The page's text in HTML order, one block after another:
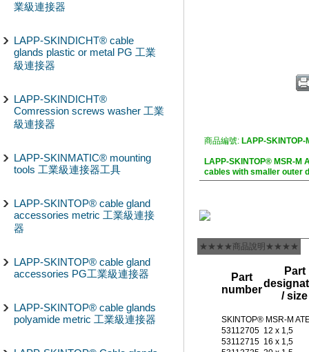
業級連接器
LAPP-SKINDICHT® cable
glands plastic or metal PG 工業
級連接器
LAPP-SKINDICHT®
Comression screws washer 工業
級連接器
LAPP-SKINMATIC® mounting
tools 工業級連接器工具
LAPP-SKINTOP® cable gland
accessories metric 工業級連接
器
LAPP-SKINTOP® cable gland
accessories PG工業級連接器
LAPP-SKINTOP® cable glands
polyamide metric 工業級連接器
商品編號: LAPP-SKINTOP-
LAPP-SKINTOP® MSR-M
cables with smaller outer
★★★★商品說明★★★★
Part
number
Part
/ size
SKINTOP® MSR-M
53112705 12 x 1,5
53112715 16 x 1,5